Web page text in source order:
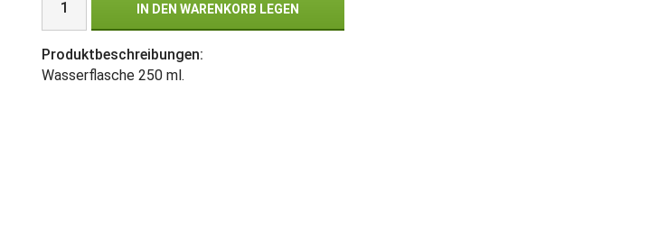
IN DEN WARENKORB LEGEN
Produktbeschreibungen:
Wasserflasche 250 ml.